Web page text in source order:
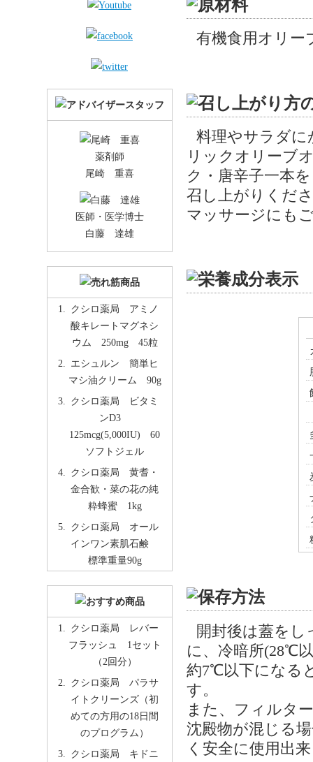
有機食用オリー
料理やサラダに
リックオリーブ
ク・唐辛子一本
召し上がりくだ
マッサージにも
開封後は蓋を
に、冷暗所(28℃
約7℃以下になる
す。
また、フィルタ
沈殿物が混じる
く安全に使用出
薬剤師
尾崎 重喜
医師・医学博士
白藤 達雄
クシロ薬局 アミノ
酸キレートマグネシ
ウム 250mg 45粒
エシュルン 簡単ヒ
マシ油クリーム 90g
クシロ薬局 ビタミ
ンD3
125mcg(5,000IU) 60
ソフトジェル
クシロ薬局 黄耆・
金合歓・菜の花の純
粋蜂蜜 1kg
クシロ薬局 オール
インワン素肌石鹸
標準重量90g
クシロ薬局 レバー
フラッシュ 1セット
（2回分）
クシロ薬局 パラサ
イトクリーンズ（初
めての方用の18日間
のプログラム）
クシロ薬局 キドニ